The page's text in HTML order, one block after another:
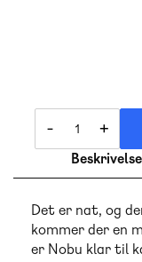
- +
Beskrivelse
Det er nat, og
kommer der en
er Nobu klar til